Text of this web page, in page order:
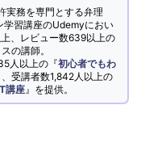
実務を専門とする弁理
学習講座のUdemyにおい
、レビュー数639以上の
の講師。
人以上の『初心者でもわ
、受講者数1,842人以上の
講座 』を提供。